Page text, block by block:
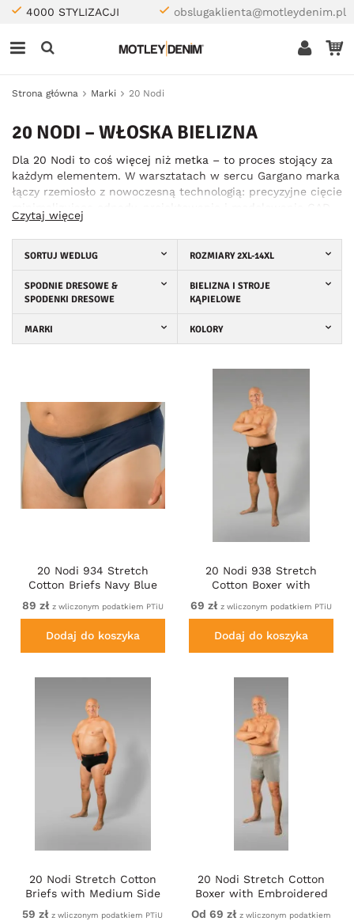
4000 STYLIZACJI obslugaklienta@motleydenim.pl
Strona główna Marki 20 Nodi
20 NODI – WŁOSKA BIELIZNA
Dla 20 Nodi to coś więcej niż metka – to proces stojący za
każdym elementem. W warsztatach w sercu Gargano marka
łączy rzemiosło z nowoczesną technologią: precyzyjne cięcie
dla optymalnego dopasowania w rozmiarach 2XL–10XL,
staranny montaż i ręcznie prasowane wykończenia.
Materiały są wybierane z troską – wysokiej jakości bawełna
STANDARD 100 – aby zapewnić trwały komfort i
wytrzymałość. Każdy element przechodzi rygorystyczną
Specjalizując się w bieliźnie plus size – w tym męskiej i
przejrzystą produkcją i uczciwymi warunkami pracy.
Rezultatem jest prawdziwa doskonałość Made in Italy:
doskonałe dopasowanie, komfort i styl, teraz w Motley
Denim.
Czytaj więcej
SORTUJ WEDLUG ROZMIARY 2XL-14XL
SPODNIE DRESOWE &
SPODENKI DRESOWE
BIELIZNA I STROJE
KĄPIELOWE
MARKI KOLORY
20 Nodi 934 Stretch
Cotton Briefs Navy Blue
89 zł z wliczonym podatkiem PTiU
Dodaj do koszyka
20 Nodi 938 Stretch
Cotton Boxer with
Embroidered Long Leg
Black
69 zł z wliczonym podatkiem PTiU
Dodaj do koszyka
20 Nodi Stretch Cotton
Briefs with Medium Side
59 zł z wliczonym podatkiem PTiU
20 Nodi Stretch Cotton
Boxer with Embroidered
Long Leg Grey
Od 69 zł z wliczonym podatkiem